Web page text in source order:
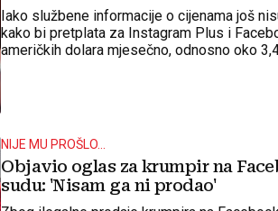
Iako službene informacije o cijenama još
kako bi pretplata za Instagram Plus i
američkih dolara mjesečno, odnosno oko
NIJE MU PROŠLO...
Objavio oglas za krumpir na
sudu: 'Nisam ga ni prodao'